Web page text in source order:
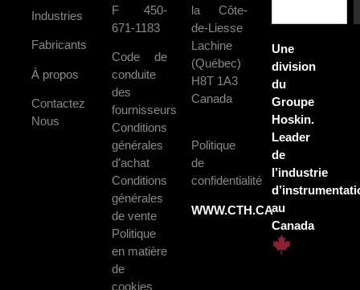
Industries
Fabricants
À propos
Contactez
Nous
F 450-
671-1183
Code de
conduite
des
fournisseurs
Conditions
générales
d’achat
Conditions
générales
de vente
Politique
en matière
de
cookies
la Côte-
de-Liesse
Lachine
(Québec)
H8T 1A3
Canada
Politique
de
confidentialité
WWW.CTH.CA
Une
division
du
Groupe
Hoskin.
Leader
de
l’industrie
au
Canada